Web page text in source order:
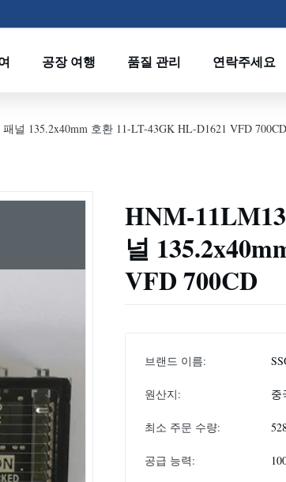
공장 여행 품질 관리 연락주세요
널 135.2x40mm 호환 11-LT-43GK HL-D1621 VFD 700CD
HNM-
널
VFD 700CD
브랜드 이름:
원산지: 중
최소 주문 수량:
공급 능력: